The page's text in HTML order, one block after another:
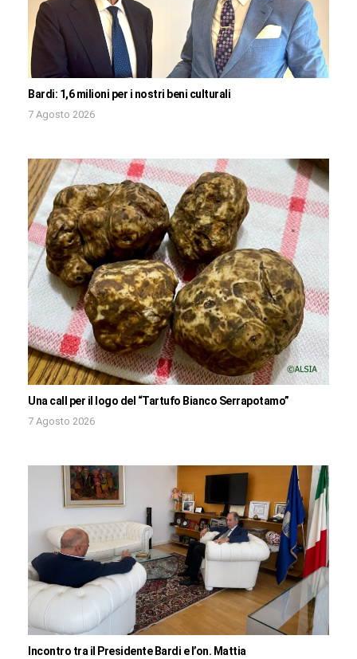
Bardi: 1,6 milioni per i nostri beni culturali
7 Agosto 2026
Una call per il logo del “Tartufo Bianco Serrapotamo”
7 Agosto 2026
Incontro tra il Presidente Bardi e l’on. Mattia